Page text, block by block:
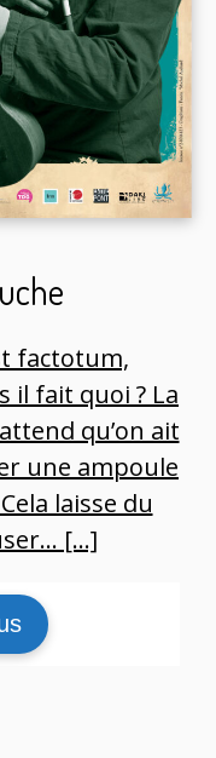
factotum,
il fait quoi ? La
qu’on ait
une ampoule
laisse du
[…]